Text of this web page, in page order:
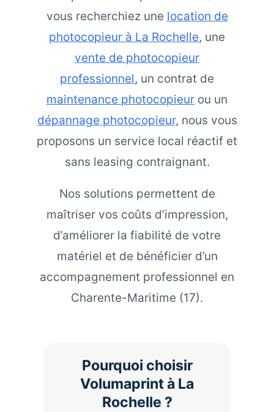
vous recherchiez une location de
photocopieur à La Rochelle, une
vente de photocopieur
professionnel, un contrat de
maintenance photocopieur ou un
dépannage photocopieur, nous vous
proposons un service local réactif et
sans leasing contraignant.
Nos solutions permettent de
maîtriser vos coûts d’impression,
d’améliorer la fiabilité de votre
matériel et de bénéficier d’un
accompagnement professionnel en
Charente-Maritime (17).
Pourquoi choisir
Volumaprint à La
Rochelle ?